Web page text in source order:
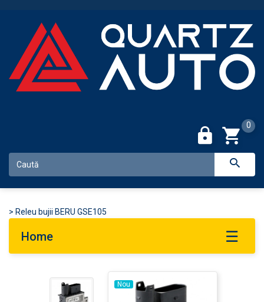
0
> Releu bujii BERU GSE105
Home
Nou